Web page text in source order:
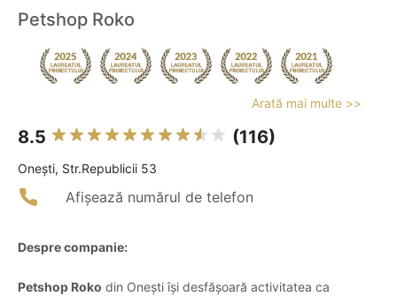
Petshop Roko
Arată mai multe >>
8.5 (116)
Oneşti, Str.Republicii 53
Afișează numărul de telefon
Despre companie:
Petshop Roko din Onești își desfășoară activitatea ca